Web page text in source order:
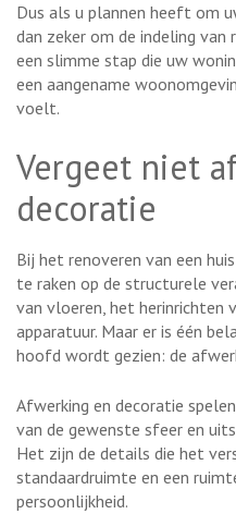
Dus als u plannen heeft om
dan zeker om de indeling
een slimme stap die uw
een aangename
voelt.
Vergeet niet
decoratie
Bij het renoveren van een
te raken op de structurele
van vloeren, het herinrichten
apparatuur. Maar er is één
hoofd wordt gezien: de
Afwerking en decoratie
van de gewenste sfeer en
Het zijn de details die het
standaardruimte en een
persoonlijkheid.